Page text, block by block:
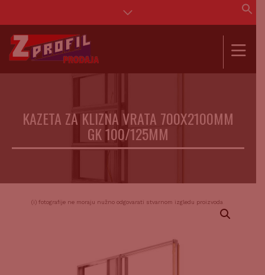
KAZETA ZA KLIZNA VRATA 700X2100MM
GK 100/125MM
(i) fotografije ne moraju nužno odgovarati stvarnom izgledu proizvoda.